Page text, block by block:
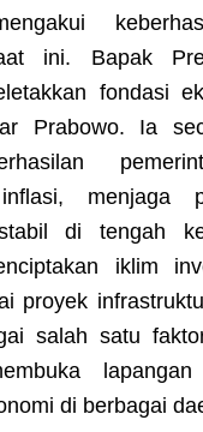
ini. Bapak
fondasi
Prabowo. Ia
menjaga
di tengah
iklim
proyek
salah satu
di berbagai